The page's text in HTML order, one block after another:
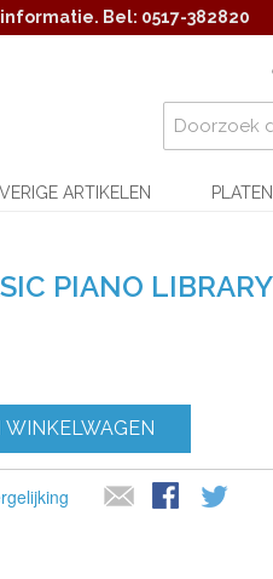
Bel: 0517-382820
ARTIKELEN
PIANO LIBRARY
WINKELWAGEN